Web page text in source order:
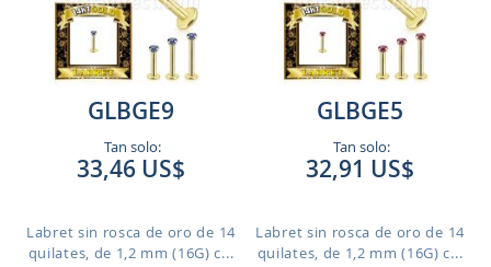
GLBGE9
Tan solo:
33,46 US$
Labret sin rosca de oro de 14
quilates, de 1,2 mm (16G) c...
GLBGE5
Tan solo:
32,91 US$
Labret sin rosca de oro de 14
quilates, de 1,2 mm (16G) c...